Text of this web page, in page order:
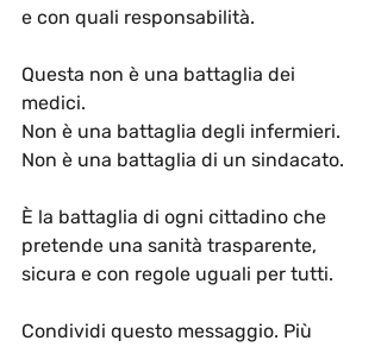
e con quali responsabilità.
Questa non è una battaglia dei
medici.
Non è una battaglia degli infermieri.
Non è una battaglia di un sindacato.
È la battaglia di ogni cittadino che
pretende una sanità trasparente,
sicura e con regole uguali per tutti.
Condividi questo messaggio. Più